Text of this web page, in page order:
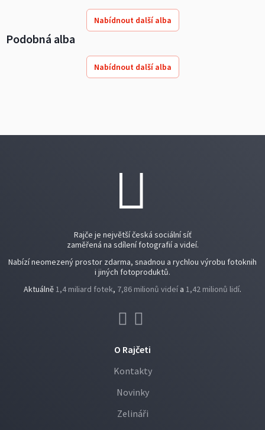
Nabídnout další alba
Podobná alba
Nabídnout další alba
Rajče je největší česká sociální síť
zaměřená na sdílení fotografií a videí.
Nabízí neomezený prostor zdarma, snadnou a rychlou výrobu fotoknih
i jiných fotoproduktů.
Aktuálně1,4 miliard fotek, 7,86 milionů videí a 1,42 milionů lidí.
O Rajčeti
Kontakty
Novinky
Zelináři